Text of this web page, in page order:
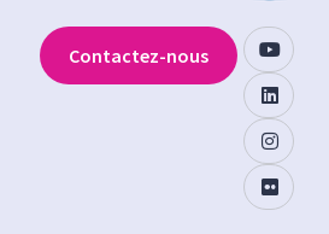
Contactez-nous